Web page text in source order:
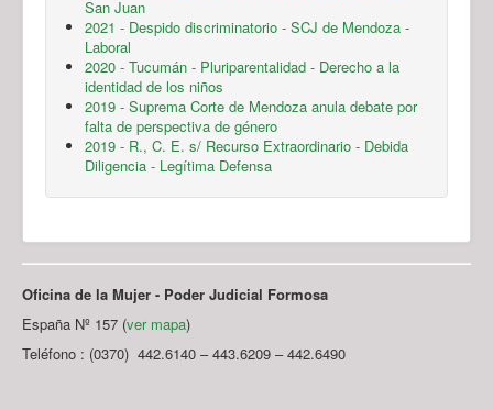
San Juan
2021 - Despido discriminatorio - SCJ de Mendoza -
Laboral
2020 - Tucumán - Pluriparentalidad - Derecho a la
identidad de los niños
2019 - Suprema Corte de Mendoza anula debate por
falta de perspectiva de género
2019 - R., C. E. s/ Recurso Extraordinario - Debida
Diligencia - Legítima Defensa
Oficina de la Mujer - Poder Judicial Formosa
España Nº 157 (ver mapa)
Teléfono : (0370) 442.6140 – 443.6209 – 442.6490